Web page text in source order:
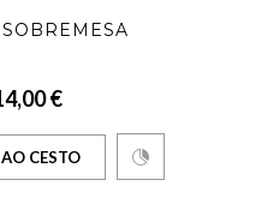
€
CESTO